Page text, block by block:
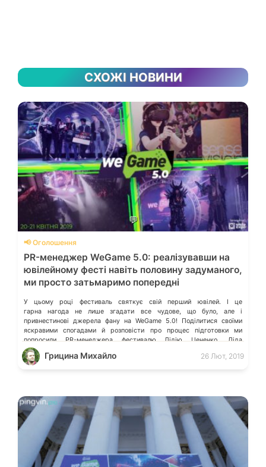
СХОЖІ НОВИНИ
💬
📢 Оголошення
PR-менеджер WeGame 5.0: реалізувавши на
ювілейному фесті навіть половину задуманого,
ми просто затьмаримо попередні
У цьому році фестиваль святкує свій перший ювілей. І це
гарна нагода не лише згадати все чудове, що було, але і
привнестинові джерела фану на WeGame 5.0! Поділитися своїми
яскравими спогадами й розповісти про процес підготовки ми
попросили PR-менеджера фестивалю Лідію Цененко. Ліда
приєдналася до команди організаторів на WeGame 2.0 як журналіст,
а з WeGame 4.0 […]
Грицина Михайло 26 Лют, 2019